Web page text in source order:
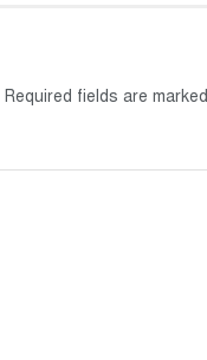
Required fields are marked